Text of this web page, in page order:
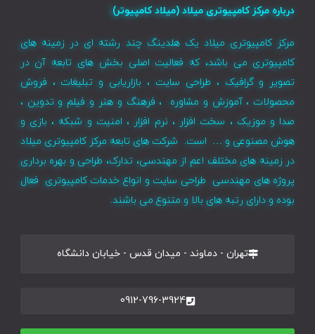
درباره مرکز کامپیوتری میلاد (میلاد کامپیوتر)
مرکز کامپیوتری میلاد یک هلدینگ چند رشته ای در زمینه های
کامپیوتری می باشد، که فعالیت اصلی بخش های تابعه آن در
تصویر و گرافیک ، طراحی سایت ، بازاریابی و تبلیغات ، فروش
محصولات ، آموزش و مشاوره ، فرهنگ و هنر و فیلم و تدوین ،
صدا و موزیک ، سخت افزار ، نرم افزار ، امنیت و شبکه ، بازی و
هوش مصنوعی و … است. شرکت های تابعه مرکز کامپیوتری میلاد
در زمینه های مختلف اعم از مهندسی، تدارک، طراحی و بهره برداری
پروژه های مهندسی طراحی سایت و انواع خدمات کامپیوتری فعال
بوده و دارای رتبه های بالا و متنوع می باشند.
تهران - دماوند - میدان قدس - خیابان دانشگاه
0912-796-3924